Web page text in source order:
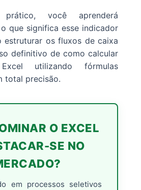
você aprenderá
que significa esse indicador
estruturar os fluxos de caixa
definitivo de como calcular
utilizando fórmulas
total precisão.
O EXCEL
SE NO
em processos seletivos